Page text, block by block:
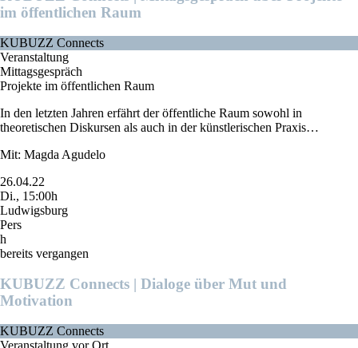
im öffentlichen Raum
KUBUZZ Connects
Veranstaltung
Mittagsgespräch
Projekte im öffentlichen Raum
In den letzten Jahren erfährt der öffentliche Raum sowohl in
theoretischen Diskursen als auch in der künstlerischen Praxis…
Mit: Magda Agudelo
26.04.22
Di., 15:00h
Ludwigsburg
Pers
h
bereits vergangen
KUBUZZ Connects | Dialoge über Mut und
Motivation
KUBUZZ Connects